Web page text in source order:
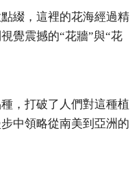
綴，這裡的花海經過精
覺震撼的“花牆”與“花
，打破了人們對這種植
中領略從南美到亞洲的